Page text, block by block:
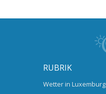
RUBRIK
Wetter in Luxemburg